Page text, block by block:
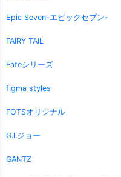
Epic Seven-エピックセブン-
FAIRY TAIL
Fateシリーズ
figma styles
FOTSオリジナル
G.I.ジョー
GANTZ